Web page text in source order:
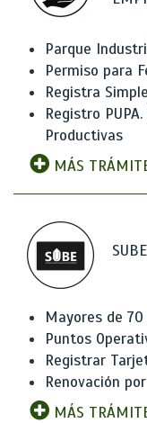
Parque
Permiso para
Registra Simple
Registro
Productivas
MÁS
SUBE
Mayores de 70
Puntos
Registrar
Renovación
MÁS